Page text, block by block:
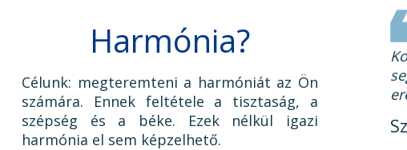
Harmónia?
Célunk: megteremteni a harmóniát az Ön
számára. Ennek feltétele a tisztaság, a
szépség és a béke. Ezek nélkül igazi
harmónia el sem képzelhető.